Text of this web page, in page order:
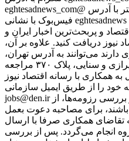
eghtesadnews_com@ در توییتر با آدرس eghtesadnews@ و در
فیس‌بوک با نشانی eghtesadnews فعالیت می‌کند. روزانه می‌توانید
و پربحث‌ترین اخبار ایران و
نیوز دریافت کنید. علاوه بر آن،
می‌توانند به آدرس تهران،
خیابان مطهری، بین میرزای شیرازی و سنایی، پلاک ۳۷۰ مراجعه
به همکاری با رسانه‌ اقتصاد نیوز
خود را از طریق ایمیل سازمانی
jobs@den.ir تکمیل و ارسال نمایند. پس از بررسی رزومه‌ها، از
باشند، برای مصاحبه دعوت بعمل
تقاضای همکاری صرفا با ارسال
انجام می‌گردد. پس از بررسی